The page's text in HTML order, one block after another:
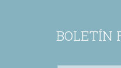
BOLETÍN